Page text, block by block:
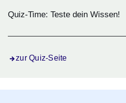
Quiz-Time: Teste dein Wissen!
zur Quiz-Seite